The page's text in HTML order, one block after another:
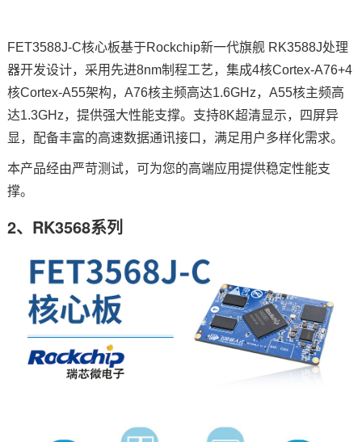
FET3588J-C核心板基于Rockchip新一代旗舰 RK3588J处理
器开发设计，采用先进8nm制程工艺，集成4核Cortex-A76+4
核Cortex-A55架构，A76核主频高达1.6GHz，A55核主频高
达1.3GHz，提供强大性能支撑。支持8K超清显示，四屏异
显，配备丰富的高速数据通讯接口，满足用户多样化需求。
本产品经由严苛测试，可为您的高端应用提供稳定性能支
撑。
2、RK3568系列